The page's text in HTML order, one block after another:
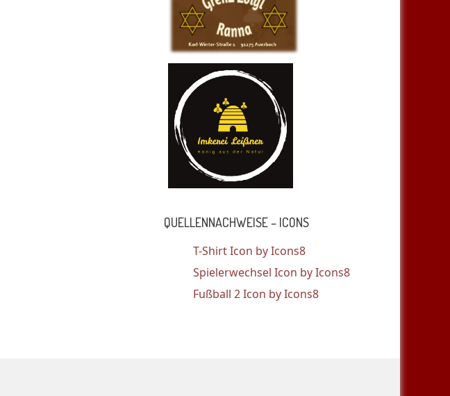
QUELLENNACHWEISE – ICONS
T-Shirt Icon by Icons8
Spielerwechsel Icon by Icons8
Fußball 2 Icon by Icons8